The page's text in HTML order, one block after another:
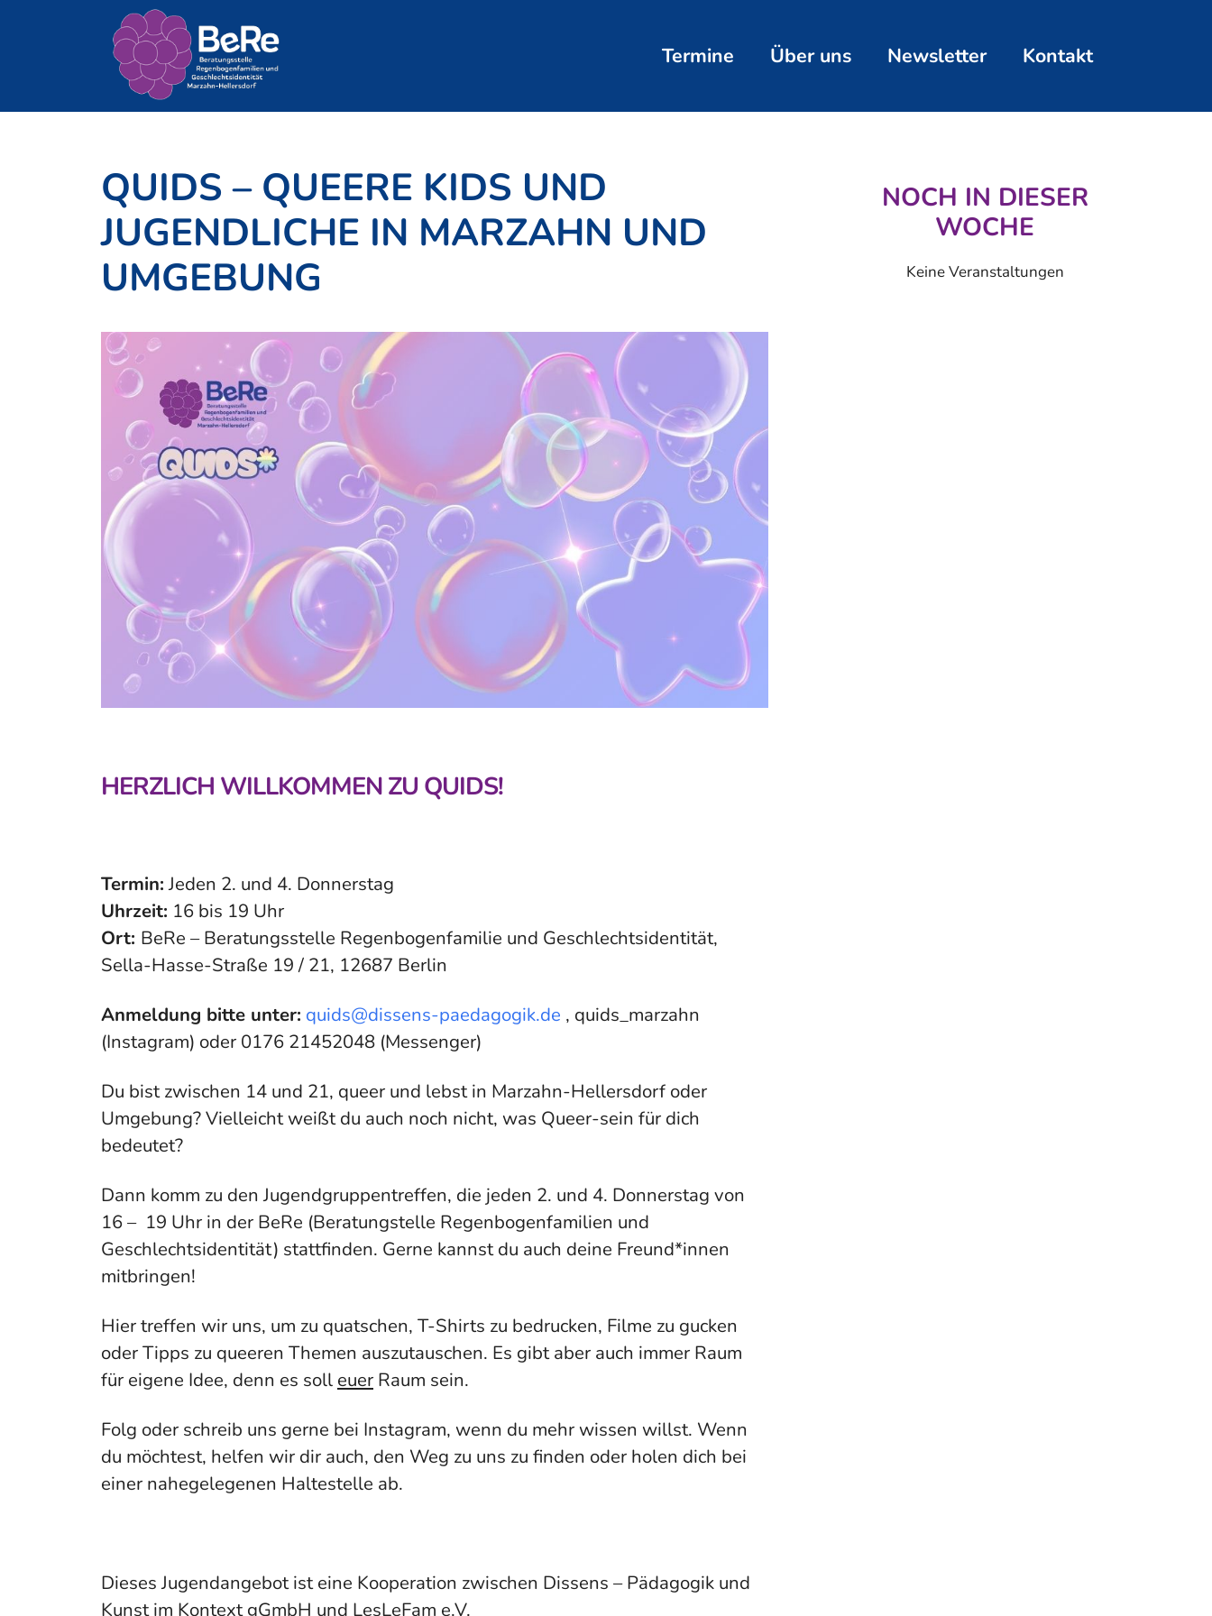
Termine Über uns Newsletter Kontakt
QUIDS – QUEERE KIDS UND
JUGENDLICHE IN MARZAHN UND
UMGEBUNG
HERZLICH WILLKOMMEN ZU QUIDS!
Termin:Jeden 2. und 4. Donnerstag
Uhrzeit: 16 bis 19 Uhr
Ort: BeRe – Beratungsstelle Regenbogenfamilie und Geschlechtsidentität,
Sella-Hasse-Straße 19 / 21, 12687 Berlin
Anmeldung bitte unter: quids@dissens-paedagogik.de , quids_marzahn
(Instagram) oder 0176 21452048 (Messenger)
Du bist zwischen 14 und 21, queer und lebst in Marzahn-Hellersdorf oder
Umgebung? Vielleicht weißt du auch noch nicht, was Queer-sein für dich
bedeutet?
Dann komm zu den Jugendgruppentreffen, die jeden 2. und 4. Donnerstag von
16 – 19 Uhr in der BeRe (Beratungstelle Regenbogenfamilien und
Geschlechtsidentität) stattfinden. Gerne kannst du auch deine Freund*innen
mitbringen!
Hier treffen wir uns, um zu quatschen, T-Shirts zu bedrucken, Filme zu gucken
oder Tipps zu queeren Themen auszutauschen. Es gibt aber auch immer Raum
für eigene Idee, denn es soll euer Raum sein.
Folg oder schreib uns gerne bei Instagram, wenn du mehr wissen willst. Wenn
du möchtest, helfen wir dir auch, den Weg zu uns zu finden oder holen dich bei
einer nahegelegenen Haltestelle ab.
Dieses Jugendangebot ist eine Kooperation zwischen Dissens – Pädagogik und
Kunst im Kontext gGmbH und LesLeFam e.V.
NOCH IN DIESER
WOCHE
Keine Veranstaltungen